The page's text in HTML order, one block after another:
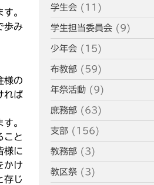
。
歩み
様の
れば
。
こと
様に
かけ
存じ
学生会(11)
学生担当委員会(9)
少年会(15)
布教部(59)
年祭活動(9)
庶務部(63)
支部(156)
教務部(3)
教区祭(3)